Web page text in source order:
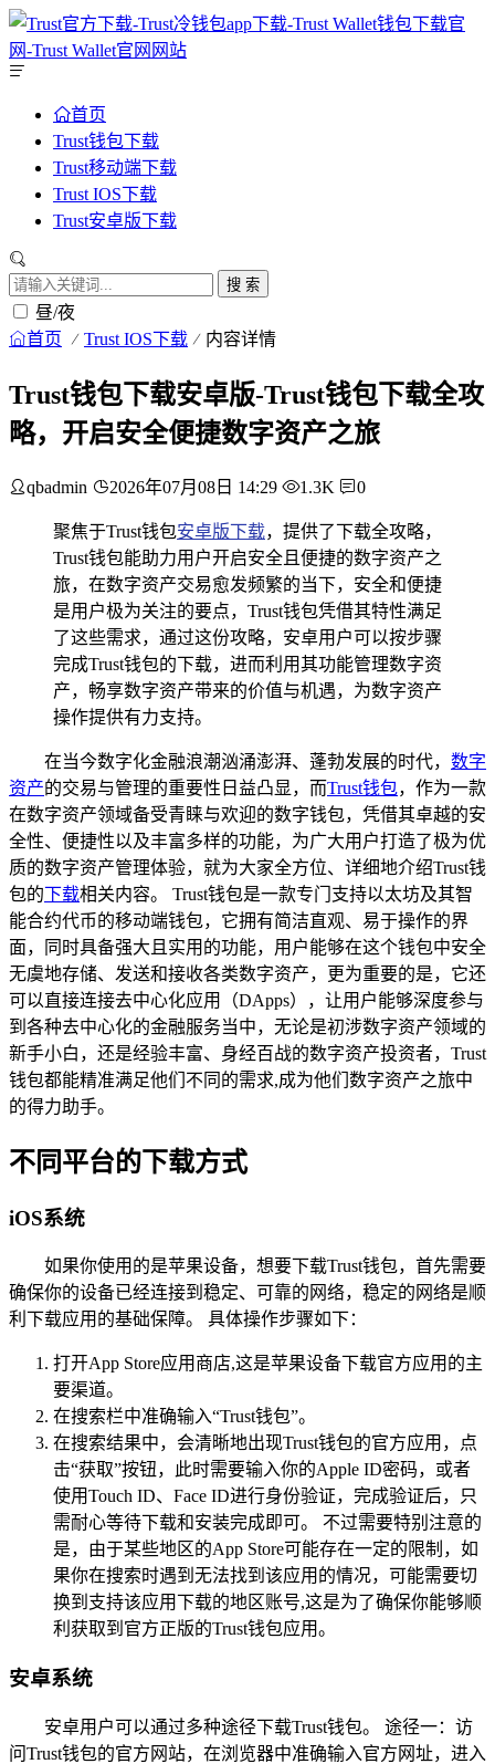
首页
Trust钱包下载
Trust移动端下载
Trust IOS下载
Trust安卓版下载
搜 索
昼/夜
首页 Trust IOS下载 内容详情
Trust钱包下载安卓版-Trust钱包下载全攻
略，开启安全便捷数字资产之旅
qbadmin 2026年07月08日 14:29 1.3K 0
聚焦于Trust钱包安卓版下载，提供了下载全攻略，
Trust钱包能助力用户开启安全且便捷的数字资产之
旅，在数字资产交易愈发频繁的当下，安全和便捷
是用户极为关注的要点，Trust钱包凭借其特性满足
了这些需求，通过这份攻略，安卓用户可以按步骤
完成Trust钱包的下载，进而利用其功能管理数字资
产，畅享数字资产带来的价值与机遇，为数字资产
操作提供有力支持。
在当今数字化金融浪潮汹涌澎湃、蓬勃发展的时代， 数字
资产的交易与管理的重要性日益凸显，而Trust钱包，作为一款
在数字资产领域备受青睐与欢迎的数字钱包，凭借其卓越的安
全性、便捷性以及丰富多样的功能，为广大用户打造了极为优
质的数字资产管理体验，就为大家全方位、详细地介绍Trust钱
包的下载相关内容。 Trust钱包是一款专门支持以太坊及其智
能合约代币的移动端钱包，它拥有简洁直观、易于操作的界
面，同时具备强大且实用的功能，用户能够在这个钱包中安全
无虞地存储、发送和接收各类数字资产，更为重要的是，它还
可以直接连接去中心化应用（DApps），让用户能够深度参与
到各种去中心化的金融服务当中，无论是初涉数字资产领域的
新手小白，还是经验丰富、身经百战的数字资产投资者，Trust
钱包都能精准满足他们不同的需求,成为他们数字资产之旅中
的得力助手。
不同平台的下载方式
iOS系统
如果你使用的是苹果设备，想要下载Trust钱包，首先需要
确保你的设备已经连接到稳定、可靠的网络，稳定的网络是顺
利下载应用的基础保障。 具体操作步骤如下：
打开App Store应用商店,这是苹果设备下载官方应用的主
要渠道。
在搜索栏中准确输入“Trust钱包”。
在搜索结果中，会清晰地出现Trust钱包的官方应用，点
击“获取”按钮，此时需要输入你的Apple ID密码，或者
使用Touch ID、Face ID进行身份验证，完成验证后，只
需耐心等待下载和安装完成即可。 不过需要特别注意的
是，由于某些地区的App Store可能存在一定的限制，如
果你在搜索时遇到无法找到该应用的情况，可能需要切
换到支持该应用下载的地区账号,这是为了确保你能够顺
利获取到官方正版的Trust钱包应用。
安卓系统
安卓用户可以通过多种途径下载Trust钱包。 途径一：访
问Trust钱包的官方网站，在浏览器中准确输入官方网址，进入